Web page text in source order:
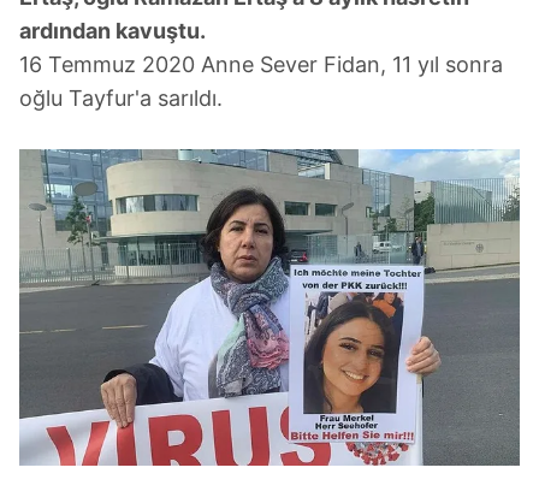
ardından kavuştu.
16 Temmuz 2020 Anne Sever Fidan, 11 yıl sonra
oğlu Tayfur'a sarıldı.